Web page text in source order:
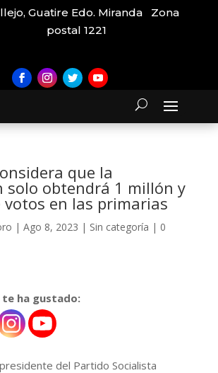
Guatire Edo. Miranda Zona
postal 1221
que la
solo obtendrá 1 millón y
votos en las primarias
| Ago 8, 2023 | Sin categoría | 0
ha gustado:
del Partido Socialista